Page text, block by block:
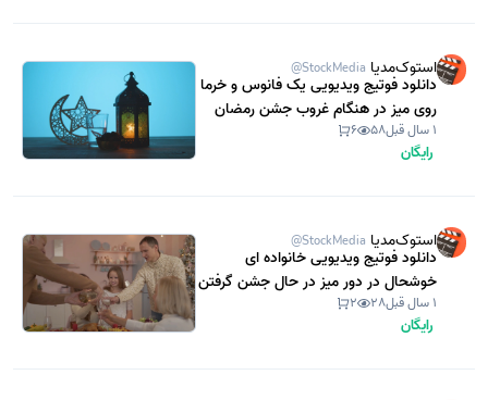
استوک‌مدیا @StockMedia
دانلود فوتیج ویدیویی یک فانوس و خرما
روی میز در هنگام غروب جشن رمضان
(استوک فوتیج)1 سال قبل 58
6
رایگان
استوک‌مدیا @StockMedia
دانلود فوتیج ویدیویی خانواده ای
خوشحال در دور میز در حال جشن گرفتن
(استوک فوتیج)1 سال قبل 28
2
رایگان